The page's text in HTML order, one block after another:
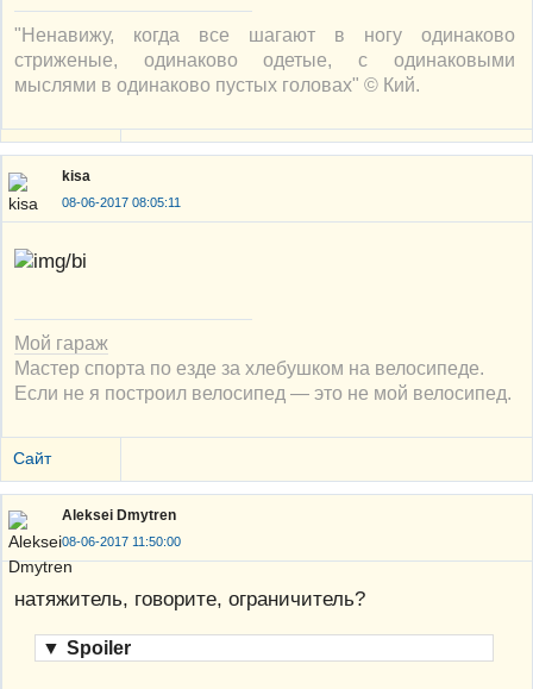
"Ненавижу, когда все шагают в ногу одинаково
стриженые, одинаково одетые, с одинаковыми
мыслями в одинаково пустых головах" © Кий.
kisa
08-06-2017 08:05:11
Мой гараж
Мастер спорта по езде за хлебушком на велосипеде.
Если не я построил велосипед — это не мой велосипед.
Сайт
Aleksei Dmytren
08-06-2017 11:50:00
натяжитель, говорите, ограничитель?
▼ Spoiler